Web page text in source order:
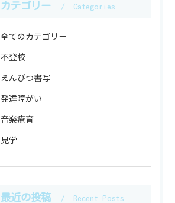
カテゴリー Categories
全てのカテゴリー
不登校
えんぴつ書写
発達障がい
音楽療育
見学
最近の投稿 Recent Posts